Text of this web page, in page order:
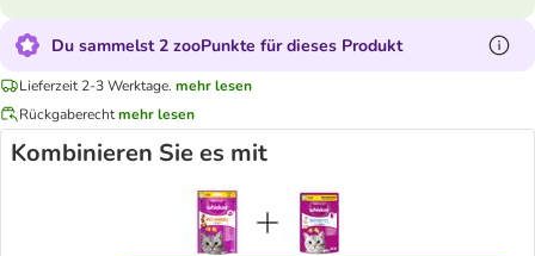
Du sammelst 2 zooPunkte für dieses Produkt
Lieferzeit 2-3 Werktage. mehr lesen
Rückgaberechtmehr lesen
Kombinieren Sie es mit